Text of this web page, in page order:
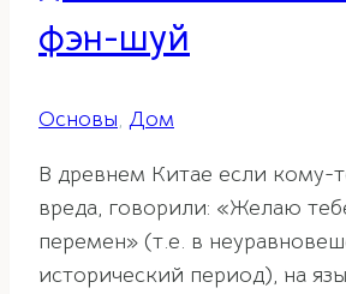
фэн-шуй
Основы, Дом
В древнем Китае если кому-
вреда, говорили: «Желаю
перемен» (т.е. в
исторический период), на